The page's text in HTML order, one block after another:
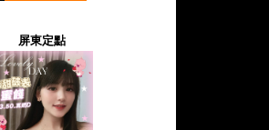
屏東定點